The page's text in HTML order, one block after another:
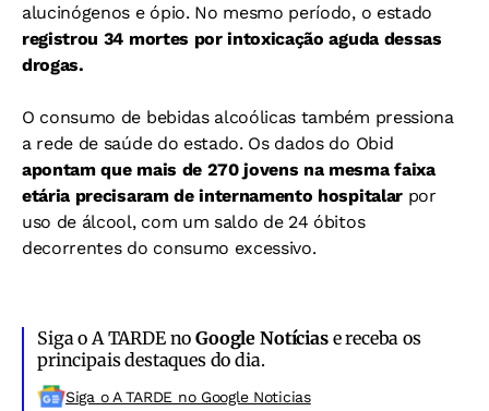
alucinógenos e ópio. No mesmo período, o estado
registrou 34 mortes por intoxicação aguda dessas
drogas.
O consumo de bebidas alcoólicas também pressiona
a rede de saúde do estado. Os dados do Obid
apontam que mais de 270 jovens na mesma faixa
etária precisaram de internamento hospitalarpor
uso de álcool, com um saldo de 24 óbitos
decorrentes do consumo excessivo.
Siga o A TARDE noGoogle Notíciase receba os
principais destaques do dia.
Siga o A TARDE no Google Noticias